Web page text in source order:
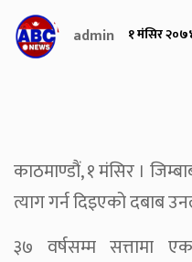
admin १ मंसिर
काठमाण्डौं, १ मंसिर ।
त्याग गर्न दिइएको दबाब
३७ वर्षसम्म सत्तामा